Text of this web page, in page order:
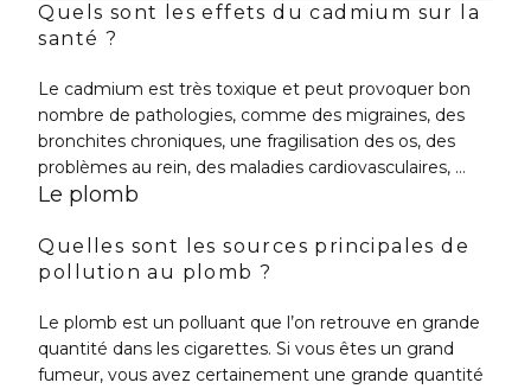
Quels sont les effets du cadmium sur la
santé ?
Le cadmium est très toxique et peut provoquer bon
nombre de pathologies, comme des migraines, des
bronchites chroniques, une fragilisation des os, des
problèmes au rein, des maladies cardiovasculaires, …
Le plomb
Quelles sont les sources principales de
pollution au plomb ?
Le plomb est un polluant que l’on retrouve en grande
quantité dans les cigarettes. Si vous êtes un grand
fumeur, vous avez certainement une grande quantité